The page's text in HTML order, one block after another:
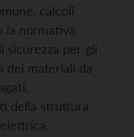
calcoli
la normativa
sicurezza per gli
dei materiali da
della struttura